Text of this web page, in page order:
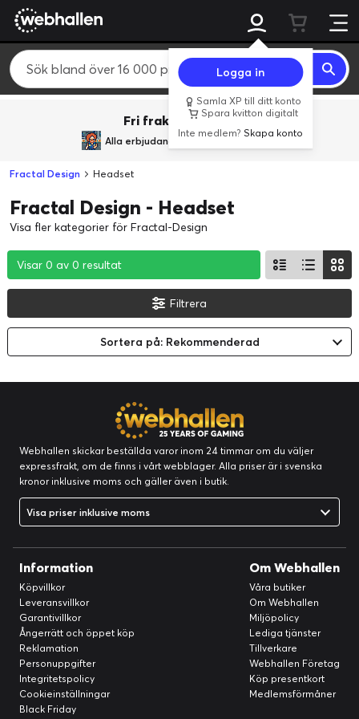
Logga in
Samla XP till ditt konto
Spara kvitton digitalt
Inte medlem?Skapa konto
Fri frakt över 800 kr.
Alla erbjudanden frånBACK TO REALITY
Fractal Design Headset
Fractal Design - Headset
Visa fler kategorier för Fractal-Design
Visar 0 av 0 resultat
Visar 0 av 0 resultat
Visar 0 av 0 resultat
Filtrera
Sortera på: Rekommenderad
Webhallen skickar beställda varor inom 24 timmar om du väljer
expressfrakt, om de finns i vårt webblager. Alla priser är i svenska
kronor inklusive moms och gäller även i butik.
Visa priser inklusive moms
Information
Köpvillkor
Leveransvillkor
Garantivillkor
Ångerrätt och öppet köp
Reklamation
Personuppgifter
Integritetspolicy
Cookieinställningar
Black Friday
Om Webhallen
Våra butiker
Om Webhallen
Miljöpolicy
Lediga tjänster
Tillverkare
Webhallen Företag
Köp presentkort
Medlemsförmåner